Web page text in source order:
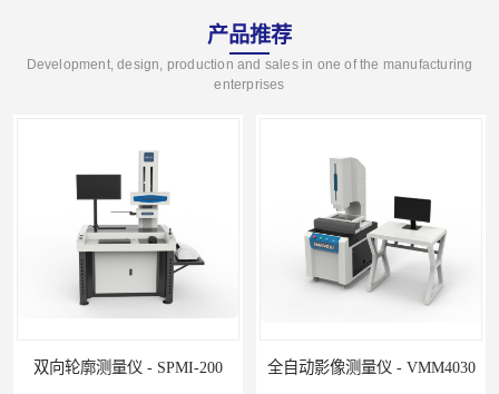
产品推荐
Development, design, production and sales in one of the manufacturing
enterprises
双向轮廓测量仪 - SPMI-200 全自动影像测量仪 - VMM4030